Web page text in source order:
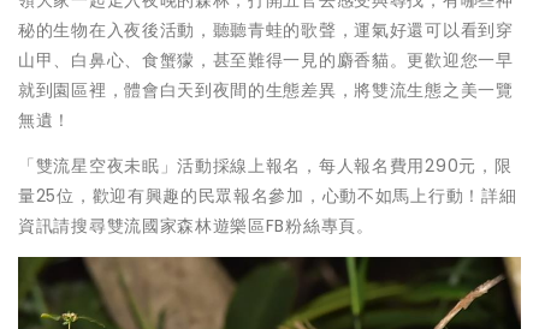
秘的生物在入夜後活動，聽聽青蛙的歌聲，運氣好還可以看到穿
山甲、白鼻心、食蟹獴，甚至難得一見的麝香貓。更歡迎您一早
就到園區裡，體會白天到夜間的生態差異，將雙流生態之美一覽
無遺！
「雙流星空夜未眠」活動採線上報名，每人報名費用290元，限
量25位，歡迎有興趣的民眾報名參加，心動不如馬上行動！詳細
資訊請搜尋雙流國家森林遊樂區FB粉絲專頁。